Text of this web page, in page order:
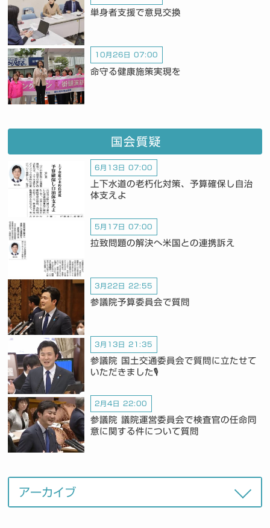
単身者支援で意見交換
10月26日 07:00
命守る健康施策実現を
国会質疑
6月13日 07:00
上下水道の老朽化対策、予算確保し自治
体支えよ
5月17日 07:00
拉致問題の解決へ米国との連携訴え
3月22日 22:55
参議院予算委員会で質問
3月13日 21:35
参議院 国土交通委員会で質問に立たせて
いただきました🎙️
2月4日 22:00
参議院 議院運営委員会で検査官の任命同
意に関する件について質問